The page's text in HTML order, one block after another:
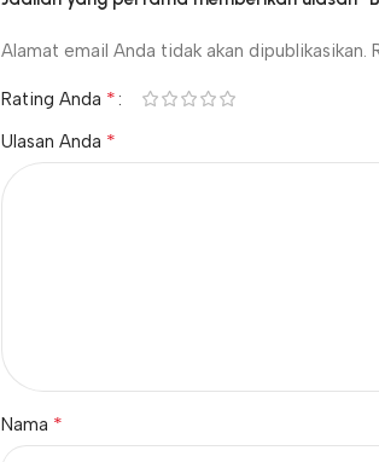
Alamat email Anda tidak akan dipublikasikan.
Rating Anda *
Ulasan Anda *
Nama *